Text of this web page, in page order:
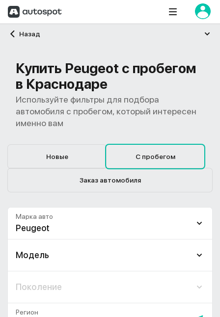
Назад
Главная
Купить Peugeot с пробегом
в Краснодаре
Используйте фильтры для подбора
автомобиля с пробегом, который интересен
именно вам
Новые С пробегом
Заказ автомобиля
Peugeot
Марка авто
Модель
Поколение
Регион